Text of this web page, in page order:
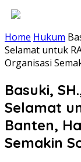
Home Hukum
Selamat untuk
Organisasi
Basuki,
Selamat
Banten,
Semakin